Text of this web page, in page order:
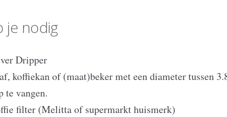
je nodig
Dripper
koffiekan of (maat)beker met een diameter tussen
te vangen.
filter (Melitta of supermarkt huismerk)